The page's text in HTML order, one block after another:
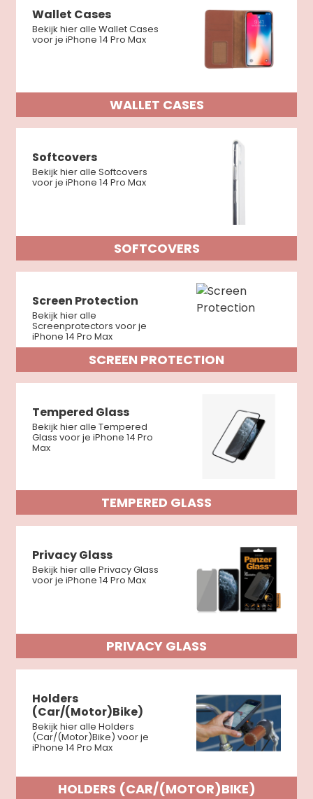
Wallet Cases
Bekijk hier alle Wallet Cases
voor je iPhone 14 Pro Max
WALLET CASES
Softcovers
Bekijk hier alle Softcovers
voor je iPhone 14 Pro Max
SOFTCOVERS
Screen Protection
Bekijk hier alle
Screenprotectors voor je
iPhone 14 Pro Max
SCREEN PROTECTION
Tempered Glass
Bekijk hier alle Tempered
Glass voor je iPhone 14 Pro
Max
TEMPERED GLASS
Privacy Glass
Bekijk hier alle Privacy Glass
voor je iPhone 14 Pro Max
PRIVACY GLASS
Holders
(Car/(Motor)Bike)
Bekijk hier alle Holders
(Car/(Motor)Bike) voor je
iPhone 14 Pro Max
HOLDERS (CAR/(MOTOR)BIKE)